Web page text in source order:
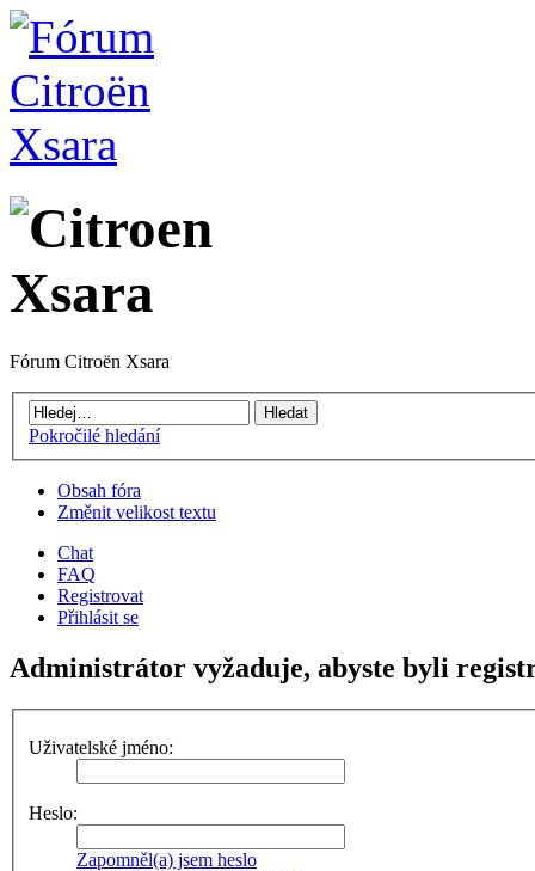
Fórum Citroën Xsara
Pokročilé hledání
Obsah fóra
Změnit velikost textu
Chat
FAQ
Registrovat
Přihlásit se
Administrátor vyžaduje, abyste byli
Uživatelské jméno:
Heslo:
Zapomněl(a) jsem heslo